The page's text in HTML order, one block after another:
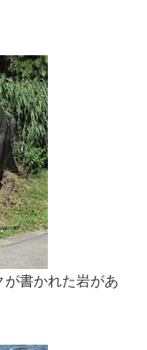
書かれた岩があ